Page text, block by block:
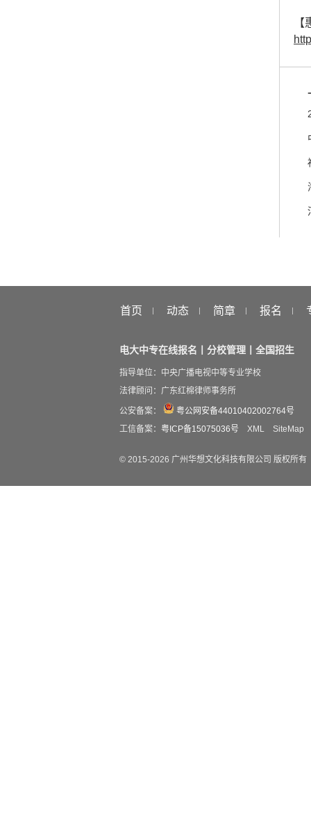
首页 动态 简章 报名
电大中专在线报名丨分校管理丨全国招生
指导单位：中央广播电视中等专业学校
法律顾问：广东红棉律师事务所
公安备案：
粤公网安备44010402002764号
工信备案： 粤ICP备15075036号 XML SiteMap
© 2015-2026 广州华想文化科技有限公司 版权所有